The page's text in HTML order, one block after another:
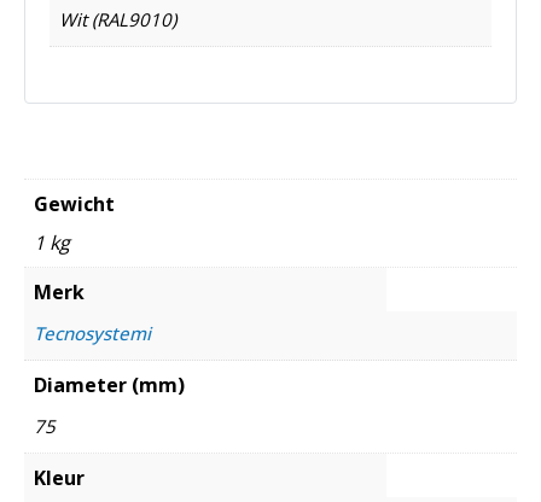
Wit (RAL9010)
Gewicht
1 kg
Merk
Tecnosystemi
Diameter (mm)
75
Kleur